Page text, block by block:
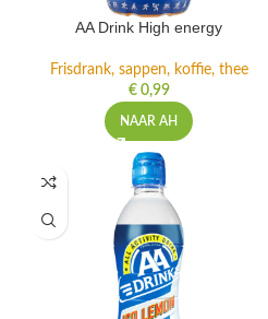
AA Drink High energy
Frisdrank, sappen, koffie, thee
€0,99
NAAR AH